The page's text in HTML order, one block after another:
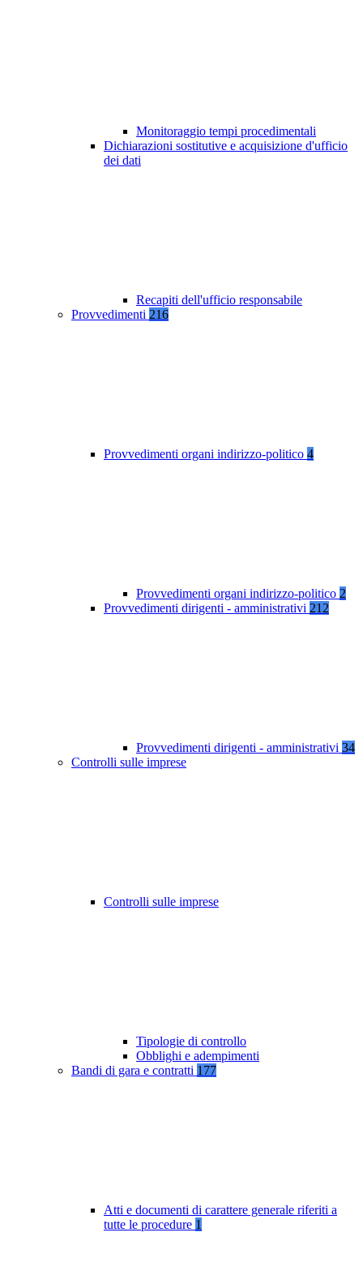
Monitoraggio tempi procedimentali
Dichiarazioni sostitutive e acquisizione d'ufficio
dei dati
Recapiti dell'ufficio responsabile
Provvedimenti 216
Provvedimenti organi indirizzo-politico 4
Provvedimenti organi indirizzo-politico 2
Provvedimenti dirigenti - amministrativi 212
Provvedimenti dirigenti - amministrativi 34
Controlli sulle imprese
Controlli sulle imprese
Tipologie di controllo
Obblighi e adempimenti
Bandi di gara e contratti 177
Atti e documenti di carattere generale riferiti a
tutte le procedure 1